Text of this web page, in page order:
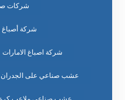
شركات
شركة أصباغ
شركة اصباغ الامارات
عشب صناعي على الجدران